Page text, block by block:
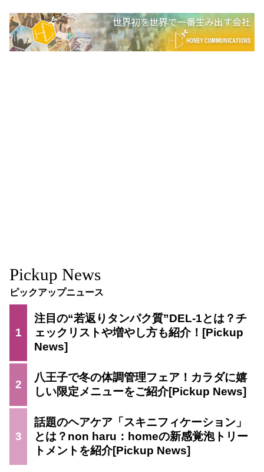
Pickup News
ピックアップニュース
1
注目の“若返りタンパク質”DEL-1とは？チ
ェックリストや増やし方も紹介！
2
八王子で冬の体調管理フェア！カラダに嬉
しい限定メニューをご紹介
3
話題のヘアケア「スキニフィケーション」
とは？non haru：homeの新感覚泡トリー
トメントを紹介